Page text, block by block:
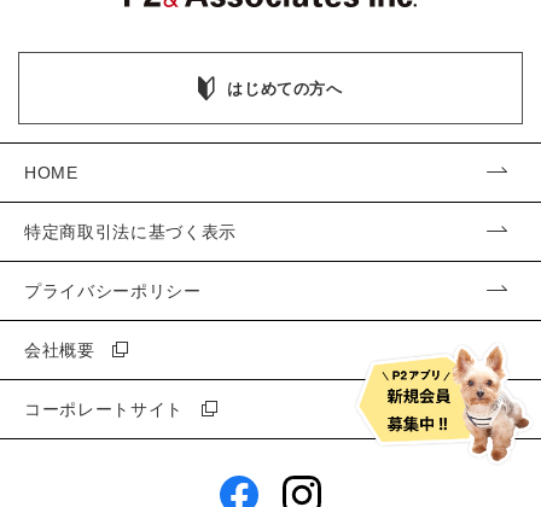
はじめての方へ
HOME
特定商取引法に基づく表示
プライバシーポリシー
会社概要
コーポレートサイト